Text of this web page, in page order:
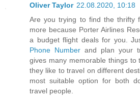
Oliver Taylor 22.08.2020, 10:18
Are you trying to find the thrifty
more because Porter Airlines
a budget flight deals for you.
Phone Number and plan your
gives many memorable things to
they like to travel on different
most suitable option for both
travel people.